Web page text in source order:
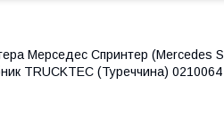
Мерседес Спринтер (Mercedes
TRUCKTEC (Туреччина) 0210064